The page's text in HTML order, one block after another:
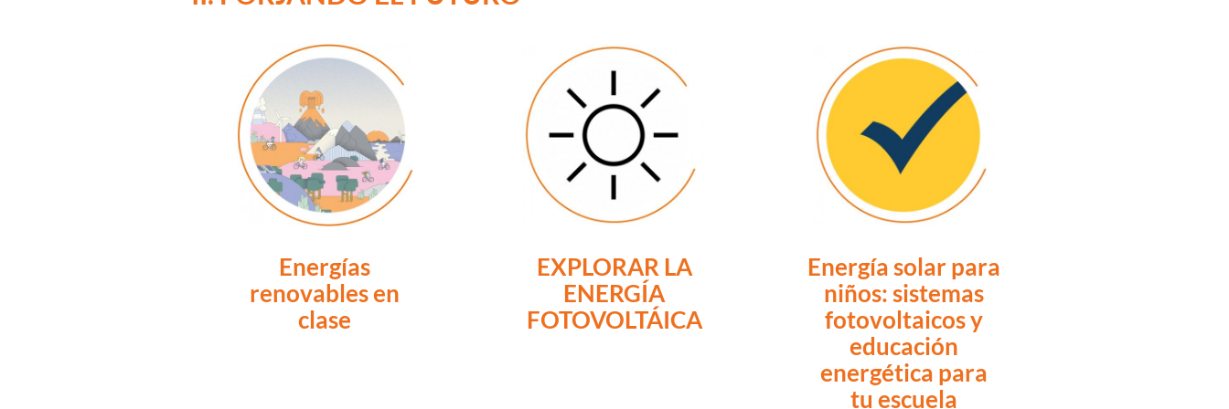
Energías
renovables en
clase
EXPLORAR LA
ENERGÍA
FOTOVOLTÁICA
Energía solar para
niños: sistemas
fotovoltaicos y
educación
energética para
tu escuela